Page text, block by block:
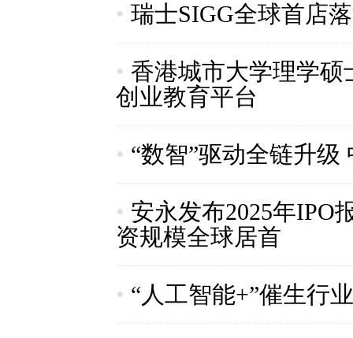
• 瑞士SIGG全球首店
• 香港城市大学理学
创业教育平台
• “数智”驱动全链升级
• 安永发布2025年IPO
资规模全球居首
• “人工智能+”催生行